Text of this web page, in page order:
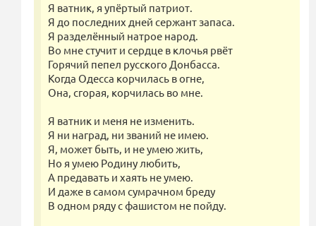
Я ватник, я упёртый патриот.
Я до последних дней сержант запаса.
Я разделённый натрое народ.
Во мне стучит и сердце в клочья рвёт
Горячий пепел русского Донбасса.
Когда Одесса корчилась в огне,
Она, сгорая, корчилась во мне.
Я ватник и меня не изменить.
Я ни наград, ни званий не имею.
Я, может быть, и не умею жить,
Но я умею Родину любить,
А предавать и хаять не умею.
И даже в самом сумрачном бреду
В одном ряду с фашистом не пойду.